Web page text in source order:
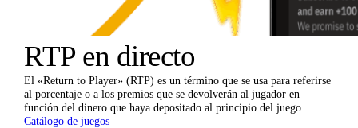
RTP en directo
El «Return to Player» (RTP) es un término que se usa para referirse
al porcentaje o a los premios que se devolverán al jugador en
función del dinero que haya depositado al principio del juego.
Catálogo de juegos